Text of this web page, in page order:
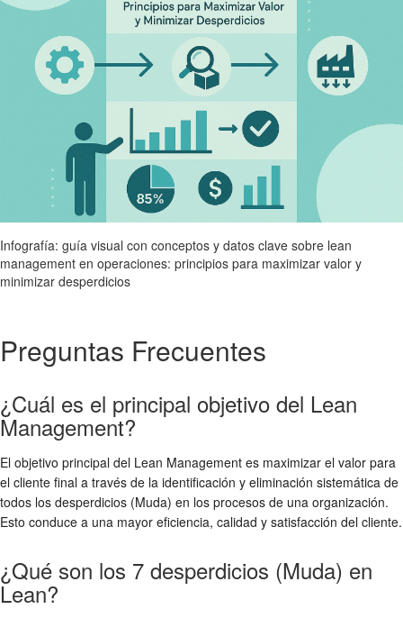
Infografía: guía visual con conceptos y datos clave sobre lean
management en operaciones: principios para maximizar valor y
minimizar desperdicios
Preguntas Frecuentes
¿Cuál es el principal objetivo del Lean
Management?
El objetivo principal del Lean Management es maximizar el valor para
el cliente final a través de la identificación y eliminación sistemática de
todos los desperdicios (Muda) en los procesos de una organización.
Esto conduce a una mayor eficiencia, calidad y satisfacción del cliente.
¿Qué son los 7 desperdicios (Muda) en
Lean?